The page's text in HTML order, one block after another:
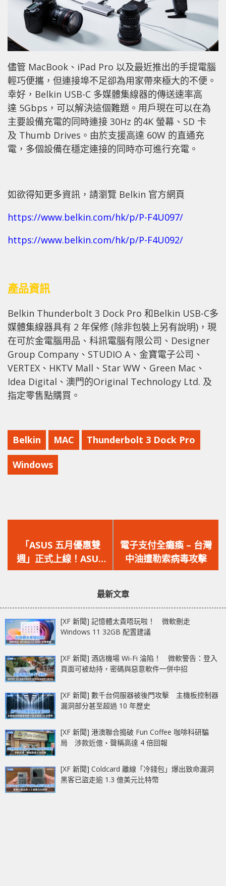
儘管 MacBook、iPad Pro 以及最近推出的手提電腦
輕巧便攜，但連接埠不足卻為用家帶來極大的不便。
幸好，Belkin USB-C 多媒體集線器的傳送速率高
達 5Gbps，可以解決這個難題。用戶現在可以在為
主要設備充電的同時連接 30Hz 的4K 螢幕、SD 卡
及 Thumb Drives。由於支援高達 60W 的直通充
電，多個設備在穩定連接的同時亦可進行充電。
如欲得知更多資訊，請瀏覽 Belkin 官方網頁
https://www.belkin.com/hk/p/P-F4U097/
https://www.belkin.com/hk/p/P-F4U092/
產品資訊
Belkin Thunderbolt 3 Dock Pro 和Belkin USB-C多
媒體集線器具有 2 年保修 (除非包裝上另有說明)，現
在可於金電腦用品、科訊電腦有限公司、Designer
Group Company、STUDIO A、金寶電子公司、
VERTEX、HKTV Mall、Star WW、Green Mac、
Idea Digital、澳門的Original Technology Ltd. 及
指定零售點購買。
Belkin MAC Thunderbolt 3 Dock Pro
Windows
一
篇
文
「ASUS 五月優惠雙
週」正式上線！ASUS
網店精選貨品低至六七
一
篇
文
電子支付全癱瘓 – 台灣
中油遭勒索病毒攻擊
最新文章
[XF 新聞] 記憶體太貴唔玩啦！ 微軟刪走
Windows 11 32GB 配置建議
[XF 新聞] 酒店機場 Wi-Fi 淪陷！ 微軟警告：登入
頁面可被劫持，密碼與惡意軟件一併中招
[XF 新聞] 數千台伺服器被後門攻擊 主機板控制器
漏洞部分甚至超過 10 年歷史
[XF 新聞] 港澳聯合搗破 Fun Coffee 咖啡科研騙
局 涉款近億‧聲稱高達 4 倍回報
[XF 新聞] Coldcard 離線「冷錢包」爆出致命漏洞
黑客已盜走逾 1.3 億美元比特幣